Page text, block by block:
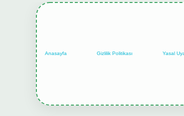
Anasayfa Gizlilik Politikası Yasal